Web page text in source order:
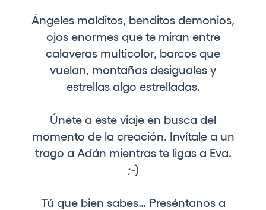
Ángeles malditos, benditos demonios,
ojos enormes que te miran entre
calaveras multicolor, barcos que
vuelan, montañas desiguales y
estrellas algo estrelladas.
Únete a este viaje en busca del
momento de la creación. Invítale a un
trago a Adán mientras te ligas a Eva.
;-)
Tú que bien sabes… Preséntanos a